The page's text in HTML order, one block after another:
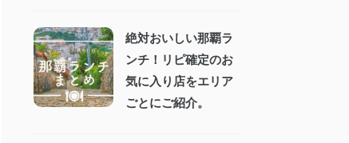
絶対おいしい那覇ラ
ンチ！リピ確定のお
気に入り店をエリア
ごとにご紹介。